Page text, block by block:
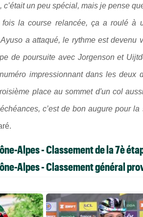
un peu spécial, mais je pense
la course relancée, ça a roulé à
a attaqué, le rythme est devenu
de poursuite avec Jorgenson et
impressionnant dans les deux
place au sommet d'un col
c’est de bon augure pour
Alpes - Classement de la 7è
Alpes - Classement général